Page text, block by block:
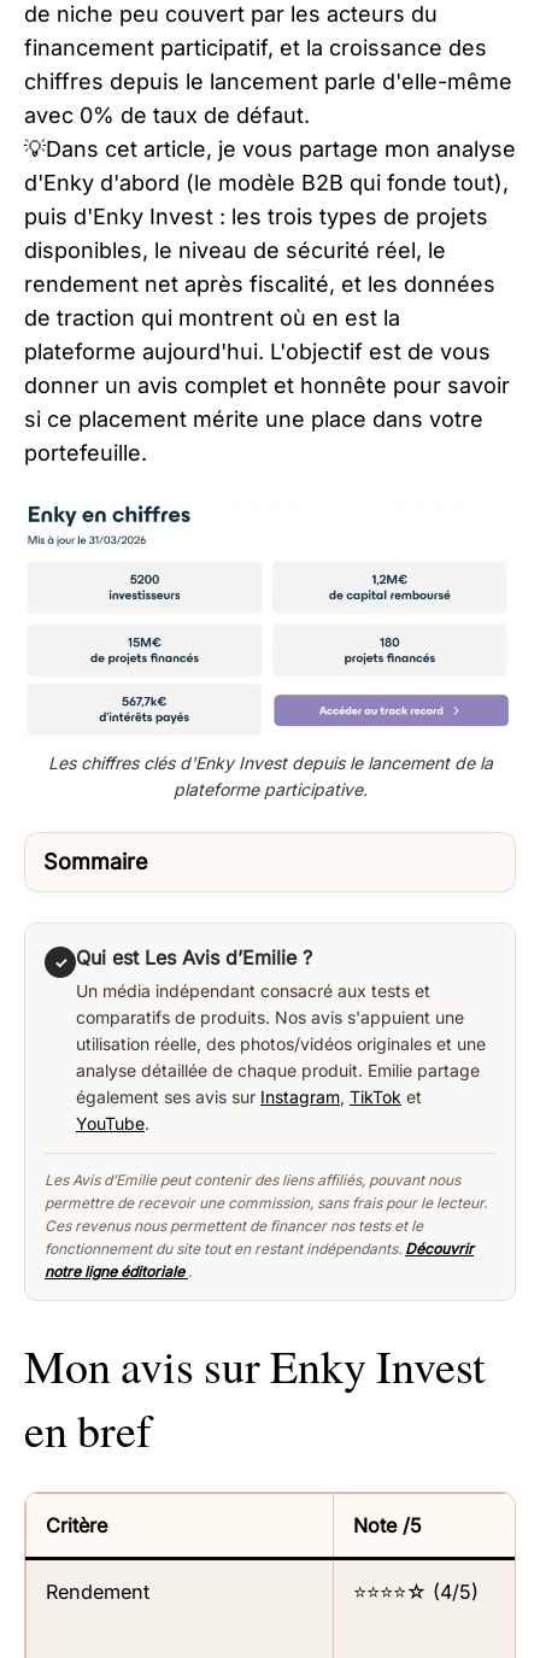
de niche peu couvert par les acteurs du
financement participatif, et la croissance des
chiffres depuis le lancement parle d'elle-même
avec 0% de taux de défaut.
​💡Dans cet article, je vous partage mon analyse
d'Enky d'abord (le modèle B2B qui fonde tout),
puis d'Enky Invest : les trois types de projets
disponibles, le niveau de sécurité réel, le
rendement net après fiscalité, et les données
de traction qui montrent où en est la
plateforme aujourd'hui. L'objectif est de vous
donner un avis complet et honnête pour savoir
si ce placement mérite une place dans votre
portefeuille.
Les chiffres clés d'Enky Invest depuis le lancement de la
plateforme participative.
Sommaire
✓ Qui est Les Avis d’Emilie ?
Un média indépendant consacré aux tests et
comparatifs de produits. Nos avis s'appuient une
utilisation réelle, des photos/vidéos originales et une
analyse détaillée de chaque produit. Emilie partage
également ses avis sur Instagram, TikTok et
YouTube.
Les Avis d’Emilie peut contenir des liens affiliés, pouvant nous
permettre de recevoir une commission, sans frais pour le lecteur.
Ces revenus nous permettent de financer nos tests et le
fonctionnement du site tout en restant indépendants. Découvrir
notre ligne éditoriale .
Mon avis sur Enky Invest
en bref
Critère Note /5
Rendement ⭐⭐⭐⭐☆ (4/5)